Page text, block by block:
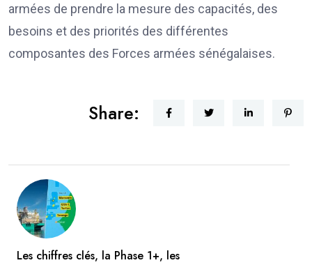
armées de prendre la mesure des capacités, des
besoins et des priorités des différentes
composantes des Forces armées sénégalaises.
Share:
Les chiffres clés, la Phase 1+, les